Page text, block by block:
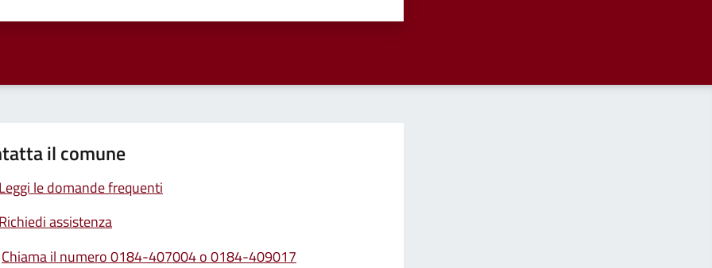
il comune
Leggi le domande frequenti
Richiedi assistenza
Chiama il numero 0184-407004 o 0184-409017